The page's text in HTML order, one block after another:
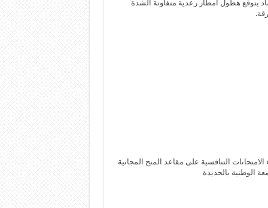
يتوقع هطول أمطار رعدية متفاوتة الشدة
الامتحانات التنافسية على مقاعد المنح المجانية
الوطنية بالحديدة